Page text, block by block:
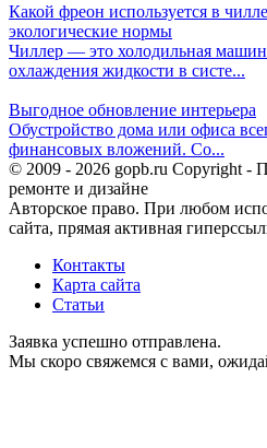
Какой фреон используется в
экологические нормы
Чиллер — это холодильная
охлаждения жидкости в систе...
Выгодное обновление интерьера
Обустройство дома или офиса
финансовых вложений. Со...
© 2009 - 2026 gopb.ru Copyright -
ремонте и дизайне
Авторское право. При любом
сайта, прямая активная
Контакты
Карта сайта
Статьи
Заявка успешно отправлена.
Мы скоро свяжемся с вами,